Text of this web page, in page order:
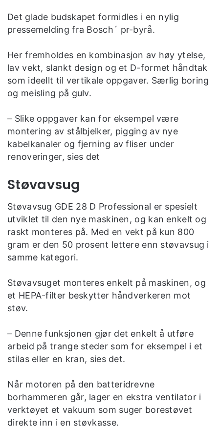
Det glade budskapet formidles i en nylig
pressemelding fra Bosch´ pr-byrå.
Her fremholdes en kombinasjon av høy ytelse,
lav vekt, slankt design og et D-formet håndtak
som ideellt til vertikale oppgaver. Særlig boring
og meisling på gulv.
– Slike oppgaver kan for eksempel være
montering av stålbjelker, pigging av nye
kabelkanaler og fjerning av fliser under
renoveringer, sies det
Støvavsug
Støvavsug GDE 28 D Professional er spesielt
utviklet til den nye maskinen, og kan enkelt og
raskt monteres på. Med en vekt på kun 800
gram er den 50 prosent lettere enn støvavsug i
samme kategori.
Støvavsuget monteres enkelt på maskinen, og
et HEPA-filter beskytter håndverkeren mot
støv.
– Denne funksjonen gjør det enkelt å utføre
arbeid på trange steder som for eksempel i et
stilas eller en kran, sies det.
Når motoren på den batteridrevne
borhammeren går, lager en ekstra ventilator i
verktøyet et vakuum som suger borestøvet
direkte inn i en støvkasse.